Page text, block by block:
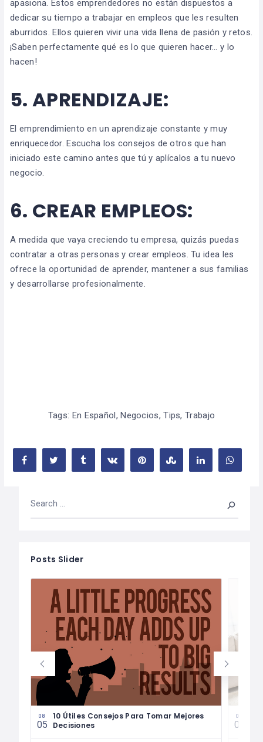
apasiona. Estos emprendedores no están dispuestos a
dedicar su tiempo a trabajar en empleos que les resulten
aburridos. Ellos quieren vivir una vida llena de pasión y retos.
¡Saben perfectamente qué es lo que quieren hacer… y lo
hacen!
5. APRENDIZAJE:
El emprendimiento en un aprendizaje constante y muy
enriquecedor. Escucha los consejos de otros que han
iniciado este camino antes que tú y aplícalos a tu nuevo
negocio.
6. CREAR EMPLEOS:
A medida que vaya creciendo tu empresa, quizás puedas
contratar a otras personas y crear empleos. Tu idea les
ofrece la oportunidad de aprender, mantener a sus familias
y desarrollarse profesionalmente.
Tags: En Español,Negocios,Tips,Trabajo
Posts Slider
08
05
10 Útiles Consejos Para Tomar Mejores
Decisiones
08
04